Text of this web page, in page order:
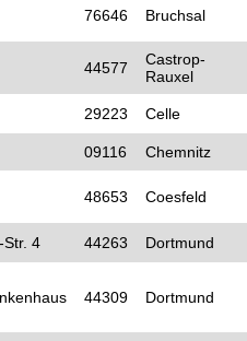
76646 Bruchsal
44577
Castrop-
Rauxel
29223 Celle
09116 Chemnitz
48653 Coesfeld
Str. 4 44263 Dortmund
44309 Dortmund